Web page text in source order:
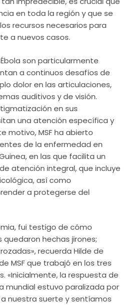
en toda la región y que se
recursos necesarios para
a nuevos casos.
son particularmente
a continuos desafíos de
dolor en las articulaciones,
auditivos y de visión.
en sus
una atención específica y
motivo, MSF ha abierto
de la enfermedad en
en las que facilita un
atención integral, que incluye
así como
a protegerse del
fui testigo de cómo
hechas jirones;
recuerda Hilde de
MSF que trabajó en los tres
«Inicialmente, la respuesta de
mundial estuvo paralizada por
nuestra suerte y sentíamos